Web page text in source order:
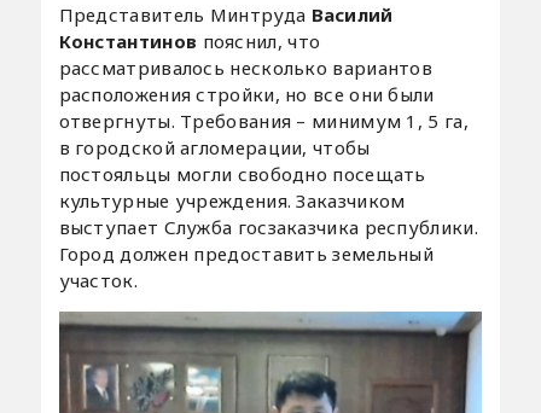
Представитель Минтруда Василий
Константинов пояснил, что
рассматривалось несколько вариантов
расположения стройки, но все они были
отвергнуты. Требования – минимум 1, 5 га,
в городской агломерации, чтобы
постояльцы могли свободно посещать
культурные учреждения. Заказчиком
выступает Служба госзаказчика республики.
Город должен предоставить земельный
участок.